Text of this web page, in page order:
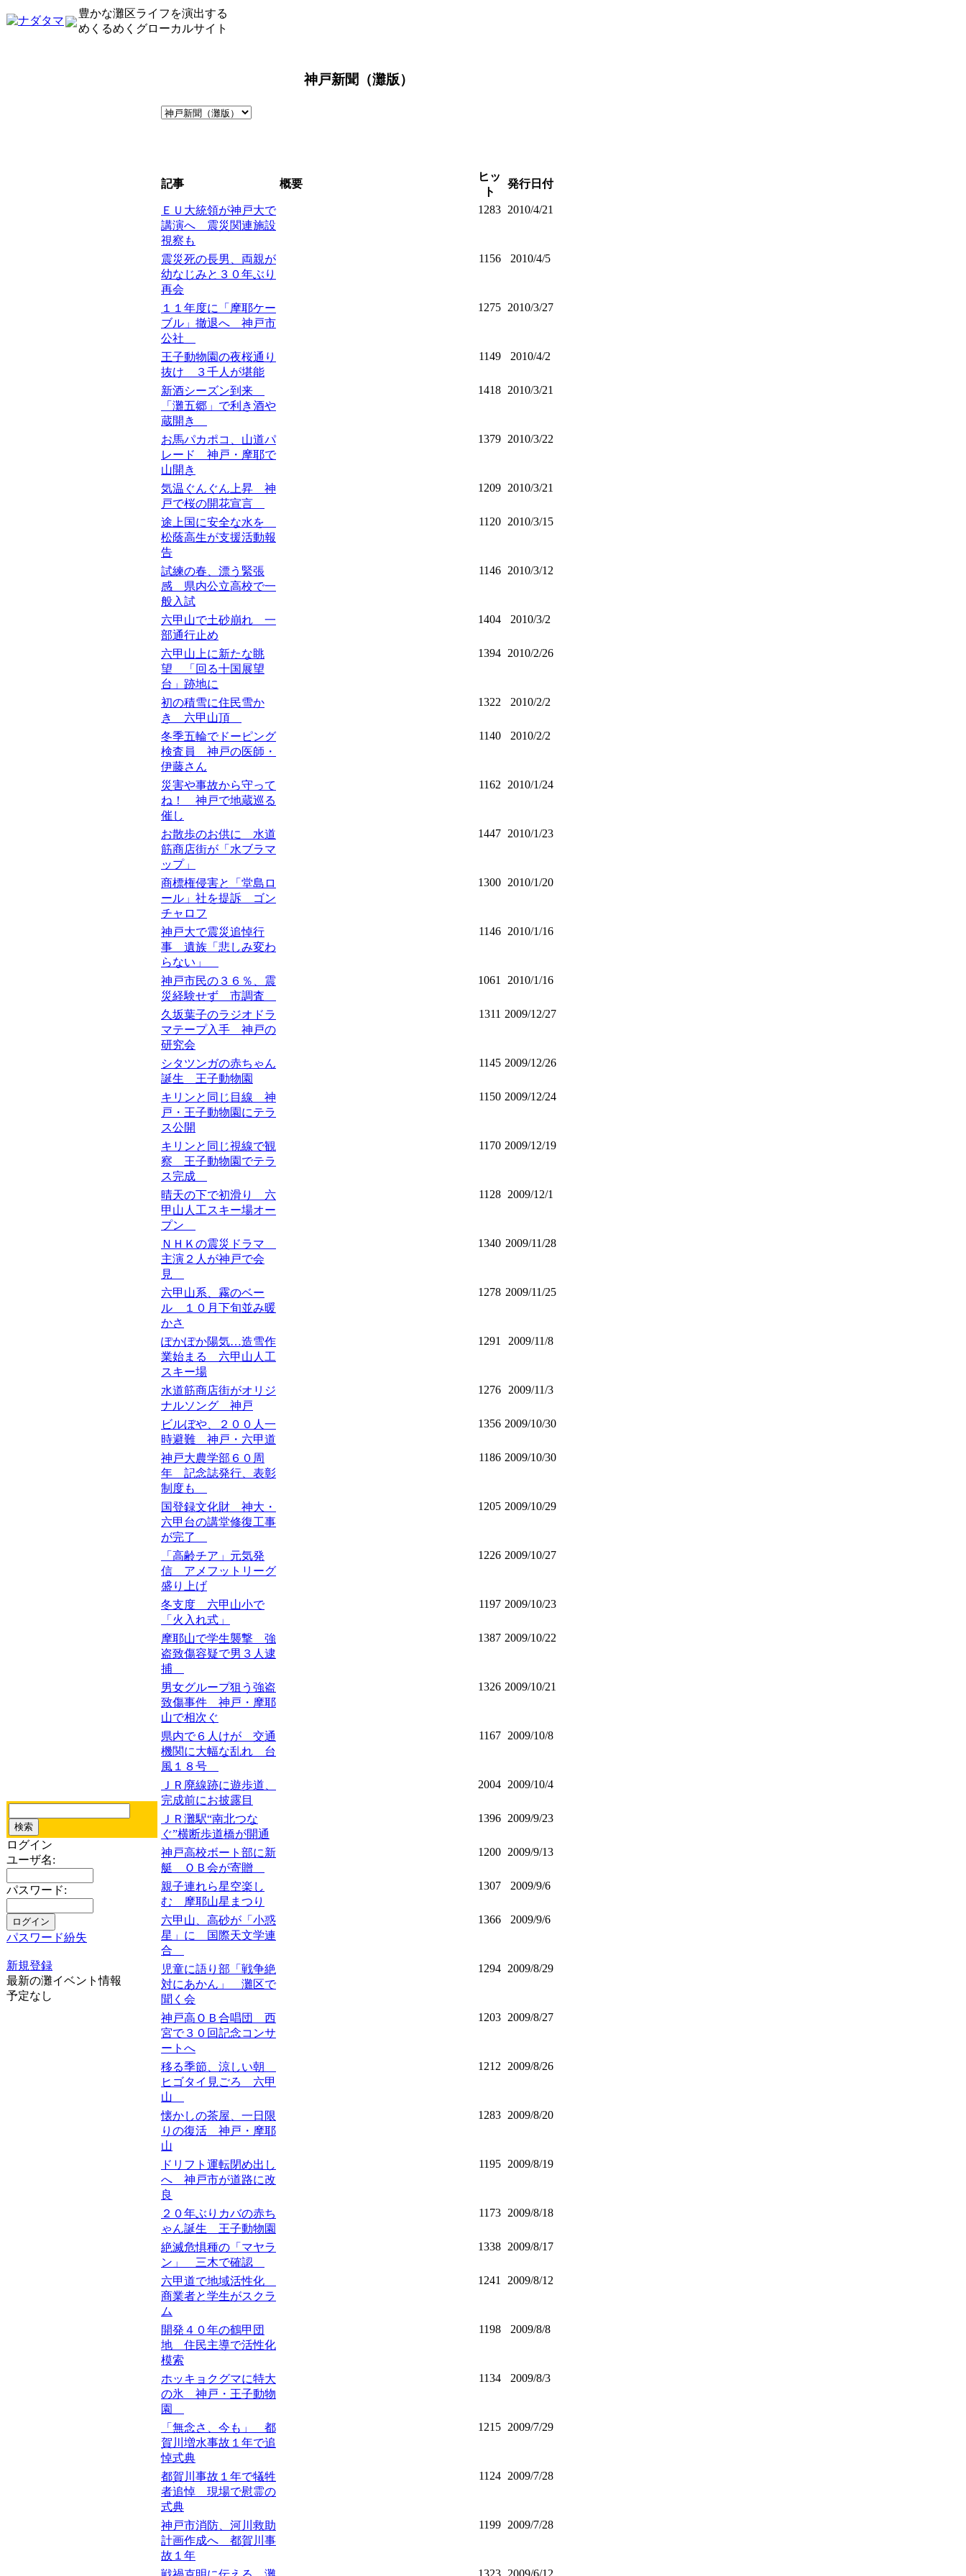
豊かな灘区ライフを演出する
めくるめくグローカルサイト
ログイン
ユーザ名:
パスワード:
パスワード紛失
新規登録
最新の灘イベント情報
予定なし
神戸新聞（灘版）
記事 概要
ヒッ
ト
発行日付
ＥＵ大統領が神戸大で
講演へ 震災関連施設
視察も
1283 2010/4/21
震災死の長男、両親が
幼なじみと３０年ぶり
再会
1156 2010/4/5
１１年度に「摩耶ケー
ブル」撤退へ 神戸市
公社
1275 2010/3/27
王子動物園の夜桜通り
抜け ３千人が堪能
1149 2010/4/2
新酒シーズン到来
「灘五郷」で利き酒や
蔵開き
1418 2010/3/21
お馬パカポコ、山道パ
レード 神戸・摩耶で
山開き
1379 2010/3/22
気温ぐんぐん上昇 神
戸で桜の開花宣言
1209 2010/3/21
途上国に安全な水を
松蔭高生が支援活動報
告
1120 2010/3/15
試練の春、漂う緊張
感 県内公立高校で一
般入試
1146 2010/3/12
六甲山で土砂崩れ 一
部通行止め
1404 2010/3/2
六甲山上に新たな眺
望 「回る十国展望
台」跡地に
1394 2010/2/26
初の積雪に住民雪か
き 六甲山頂
1322 2010/2/2
冬季五輪でドーピング
検査員 神戸の医師・
伊藤さん
1140 2010/2/2
災害や事故から守って
ね！ 神戸で地蔵巡る
催し
1162 2010/1/24
お散歩のお供に 水道
筋商店街が「水ブラマ
ップ」
1447 2010/1/23
商標権侵害と「堂島ロ
ール」社を提訴 ゴン
チャロフ
1300 2010/1/20
神戸大で震災追悼行
事 遺族「悲しみ変わ
らない」
1146 2010/1/16
神戸市民の３６％、震
災経験せず 市調査
1061 2010/1/16
久坂葉子のラジオドラ
マテープ入手 神戸の
研究会
1311 2009/12/27
シタツンガの赤ちゃん
誕生 王子動物園
1145 2009/12/26
キリンと同じ目線 神
戸・王子動物園にテラ
ス公開
1150 2009/12/24
キリンと同じ視線で観
察 王子動物園でテラ
ス完成
1170 2009/12/19
晴天の下で初滑り 六
甲山人工スキー場オー
プン
1128 2009/12/1
ＮＨＫの震災ドラマ
主演２人が神戸で会
見
1340 2009/11/28
六甲山系、霧のベー
ル １０月下旬並み暖
かさ
1278 2009/11/25
ぽかぽか陽気…造雪作
業始まる 六甲山人工
スキー場
1291 2009/11/8
水道筋商店街がオリジ
ナルソング 神戸
1276 2009/11/3
ビルぼや、２００人一
時避難 神戸・六甲道
1356 2009/10/30
神戸大農学部６０周
年 記念誌発行、表彰
制度も
1186 2009/10/30
国登録文化財 神大・
六甲台の講堂修復工事
が完了
1205 2009/10/29
「高齢チア」元気発
信 アメフットリーグ
盛り上げ
1226 2009/10/27
冬支度 六甲山小で
「火入れ式」
1197 2009/10/23
摩耶山で学生襲撃 強
盗致傷容疑で男３人逮
捕
1387 2009/10/22
男女グループ狙う強盗
致傷事件 神戸・摩耶
山で相次ぐ
1326 2009/10/21
県内で６人けが 交通
機関に大幅な乱れ 台
風１８号
1167 2009/10/8
ＪＲ廃線跡に遊歩道、
完成前にお披露目
2004 2009/10/4
ＪＲ灘駅“南北つな
ぐ”横断歩道橋が開通
1396 2009/9/23
神戸高校ボート部に新
艇 ＯＢ会が寄贈
1200 2009/9/13
親子連れら星空楽し
む 摩耶山星まつり
1307 2009/9/6
六甲山、高砂が「小惑
星」に 国際天文学連
合
1366 2009/9/6
児童に語り部「戦争絶
対にあかん」 灘区で
聞く会
1294 2009/8/29
神戸高ＯＢ合唱団 西
宮で３０回記念コンサ
ートへ
1203 2009/8/27
移る季節、涼しい朝
ヒゴタイ見ごろ 六甲
山
1212 2009/8/26
懐かしの茶屋、一日限
りの復活 神戸・摩耶
山
1283 2009/8/20
ドリフト運転閉め出し
へ 神戸市が道路に改
良
1195 2009/8/19
２０年ぶりカバの赤ち
ゃん誕生 王子動物園
1173 2009/8/18
絶滅危惧種の「マヤラ
ン」 三木で確認
1338 2009/8/17
六甲道で地域活性化
商業者と学生がスクラ
ム
1241 2009/8/12
開発４０年の鶴甲団
地 住民主導で活性化
模索
1198 2009/8/8
ホッキョクグマに特大
の氷 神戸・王子動物
園
1134 2009/8/3
「無念さ、今も」 都
賀川増水事故１年で追
悼式典
1215 2009/7/29
都賀川事故１年で犠牲
者追悼 現場で慰霊の
式典
1124 2009/7/28
神戸市消防、河川救助
計画作成へ 都賀川事
故１年
1199 2009/7/28
1323 2009/6/12